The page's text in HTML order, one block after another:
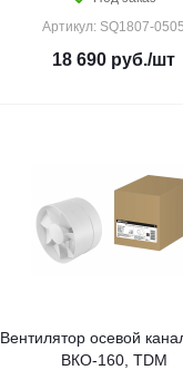
Артикул: SQ1807-0505
18 690 руб./шт
Вентилятор осевой
ВКО-160, TDM